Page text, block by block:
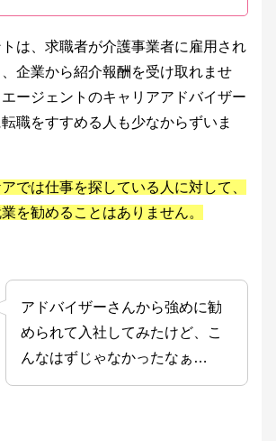
は、求職者が介護事業者に雇用され
企業から紹介報酬を受け取れませ
ージェントのキャリアアドバイザー
職をすすめる人も少なからずいま
では仕事を探している人に対して、
を勧めることはありません。
アドバイザーさんから強めに勧
められて入社してみたけど、こ
んなはずじゃなかったなぁ…